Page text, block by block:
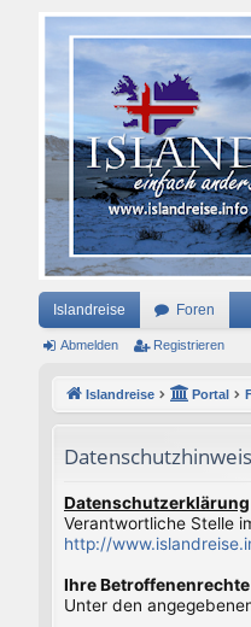
Islandreise Foren
Abmelden Registrieren
Islandreise Portal
Datenschutzerklärung
Verantwortliche Stelle
http://
Ihre Betroffenenrechte
Unter den